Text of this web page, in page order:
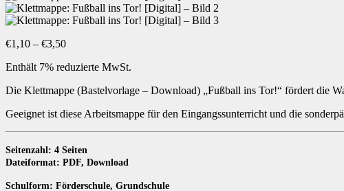
€1,10 – €3,50Preisspanne:
bis
Enthält 7% reduzierte MwSt.
Die Klettmappe (Bastelvorlage – Download) „Fußball ins Tor!“ fördert die
Geeignet ist diese Arbeitsmappe für den Eingangssunterricht und die
Seitenzahl: 4 Seiten
Dateiformat: PDF, Download
Schulform: Förderschule, Grundschule